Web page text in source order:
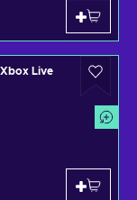
Live